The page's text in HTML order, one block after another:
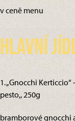
v ceně menu
Hlavní
1. „Gnocchi
pesto,, 250g
bramborové gnocchi